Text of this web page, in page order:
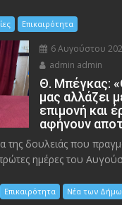
Επικαιρότητα
6 Αυγούστου
admin admin
Θ. Μπέγκας:
μας αλλάζει
επιμονή και
αφήνουν
της δουλειάς που
πρώτες ημέρες του
Επικαιρότητα Νέα των